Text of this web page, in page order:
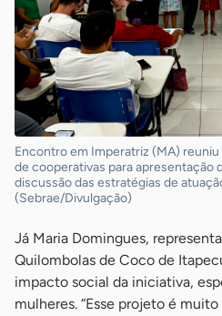
Encontro em Imperatriz (MA)
de cooperativas para apresentação
discussão das estratégias de
(Sebrae/Divulgação)
Já Maria Domingues,
Quilombolas de Coco de
impacto social da iniciativa,
mulheres. “Esse projeto é